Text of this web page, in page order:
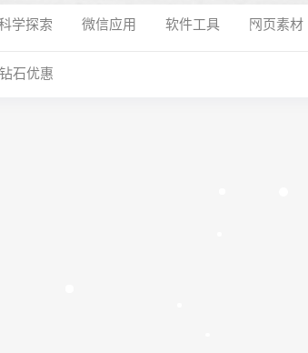
学探索 微信应用 软件工具 网页素材
钻石优惠